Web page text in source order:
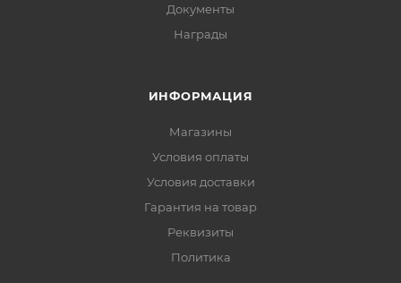
Документы
Награды
ИНФОРМАЦИЯ
Магазины
Условия оплаты
Условия доставки
Гарантия на товар
Реквизиты
Политика